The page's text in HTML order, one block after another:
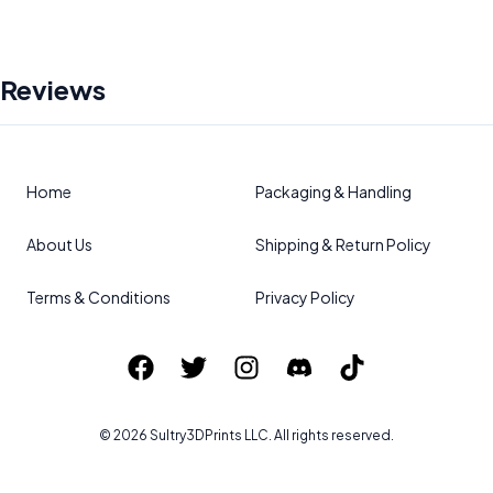
Reviews
Home
About Us
Terms & Conditions
Packaging & Handling
Shipping & Return Policy
Privacy Policy
© 2026 Sultry3DPrints LLC. All rights reserved.